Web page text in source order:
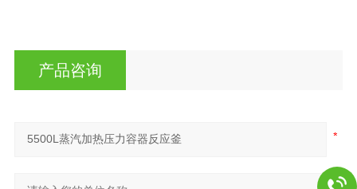
产品咨询